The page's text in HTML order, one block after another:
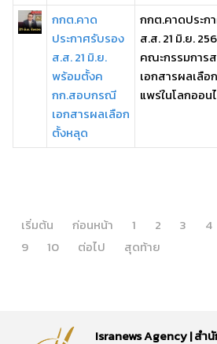
กกต.คาด
ประกาศรับรอง
ส.ส. 21 มิ.ย.
พร้อมตั้งค
กก.สอบกรณี
เอกสารผลเลือก
ตั้งหลุด
กกต.คาดประก
ส.ส. 21 มิ.ย.
คณะกรรมกา
เอกสารผลเลือ
แพร่ในโลกออน
เริ่มต้น ก่อนหน้า 1 2 3 4
9
10 ต่อไป สุดท้าย
Isranews Agency | สำ